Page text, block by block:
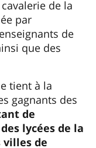
de la
par
de
que des
tient à la
gagnants des
de
lycées de la
villes de